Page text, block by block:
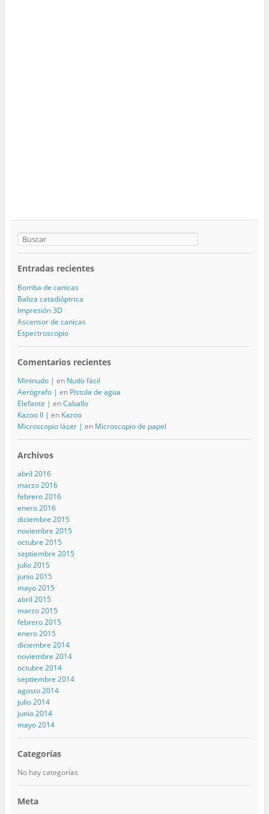
Entradas recientes
Bomba de canicas
Baliza catadióptrica
Impresión 3D
Ascensor de canicas
Espectroscopio
Comentarios recientes
Mininudo | en Nudo fácil
Aerógrafo | en Pistola de agua
Elefante | enCaballo
Kazoo II | en Kazoo
Microscopio láser | en Microscopio de papel
Archivos
abril 2016
marzo 2016
febrero 2016
enero 2016
diciembre 2015
noviembre 2015
octubre 2015
septiembre 2015
julio 2015
junio 2015
mayo 2015
abril 2015
marzo 2015
febrero 2015
enero 2015
diciembre 2014
noviembre 2014
octubre 2014
septiembre 2014
agosto 2014
julio 2014
junio 2014
mayo 2014
Categorías
No hay categorías
Meta